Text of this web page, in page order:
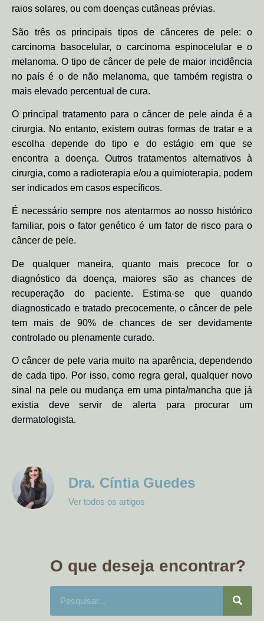
raios solares, ou com doenças cutâneas prévias.
São três os principais tipos de cânceres de pele: o
carcinoma basocelular, o carcinoma espinocelular e o
melanoma. O tipo de câncer de pele de maior incidência
no país é o de não melanoma, que também registra o
mais elevado percentual de cura.
O principal tratamento para o câncer de pele ainda é a
cirurgia. No entanto, existem outras formas de tratar e a
escolha depende do tipo e do estágio em que se
encontra a doença. Outros tratamentos alternativos à
cirurgia, como a radioterapia e/ou a quimioterapia, podem
ser indicados em casos específicos.
É necessário sempre nos atentarmos ao nosso histórico
familiar, pois o fator genético é um fator de risco para o
câncer de pele.
De qualquer maneira, quanto mais precoce for o
diagnóstico da doença, maiores são as chances de
recuperação do paciente. Estima-se que quando
diagnosticado e tratado precocemente, o câncer de pele
tem mais de 90% de chances de ser devidamente
controlado ou plenamente curado.
O câncer de pele varia muito na aparência, dependendo
de cada tipo. Por isso, como regra geral, qualquer novo
sinal na pele ou mudança em uma pinta/mancha que já
existia deve servir de alerta para procurar um
dermatologista.
Dra. Cíntia Guedes
Ver todos os artigos
O que deseja encontrar?